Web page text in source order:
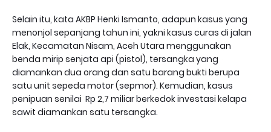
Selain itu, kata AKBP Henki Ismanto, adapun kasus yang
menonjol sepanjang tahun ini, yakni kasus curas di jalan
Elak, Kecamatan Nisam, Aceh Utara menggunakan
benda mirip senjata api (pistol), tersangka yang
diamankan dua orang dan satu barang bukti berupa
satu unit sepeda motor (sepmor). Kemudian, kasus
penipuan senilai Rp 2,7 miliar berkedok investasi kelapa
sawit diamankan satu tersangka.